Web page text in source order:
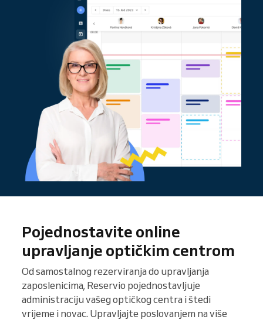
Pojednostavite online
upravljanje optičkim centrom
Od samostalnog rezerviranja do upravljanja
zaposlenicima, Reservio pojednostavljuje
administraciju vašeg optičkog centra i štedi
vrijeme i novac. Upravljajte poslovanjem na više